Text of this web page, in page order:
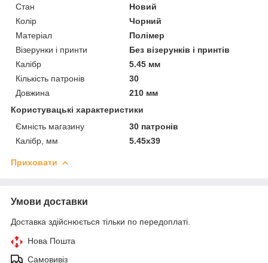
Стан
Новий
Колір
Чорний
Матеріал
Полімер
Візерунки і принти
Без візерунків і принтів
Калібр
5.45 мм
Кількість патронів
30
Довжина
210 мм
Користувацькі характеристики
Ємність магазину
30 патронів
Калібр, мм
5.45х39
Приховати
Умови доставки
Доставка здійснюється тільки по передоплаті.
Нова Пошта
Самовивіз